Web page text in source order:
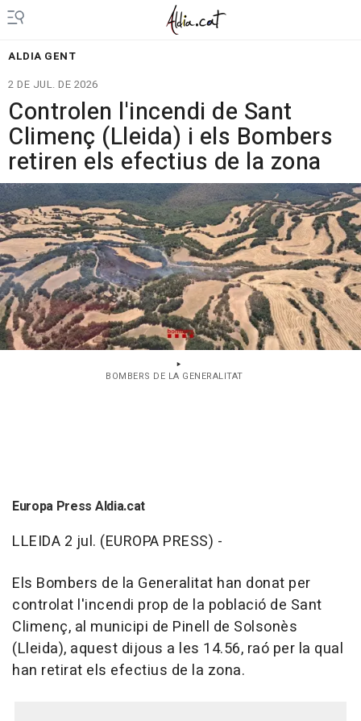
ALDIA GENT
2 DE JUL. DE 2026
Controlen l'incendi de Sant
Climenç (Lleida) i els Bombers
retiren els efectius de la zona
BOMBERS DE LA GENERALITAT
Europa Press Aldia.cat
LLEIDA 2 jul. (EUROPA PRESS) -
Els Bombers de la Generalitat han donat per
controlat l'incendi prop de la població de Sant
Climenç, al municipi de Pinell de Solsonès
(Lleida), aquest dijous a les 14.56, raó per la qual
han retirat els efectius de la zona.